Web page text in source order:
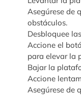
Asegúrese de
obstáculos.
Desbloquee
Accione el
para elevar la
Bajar la
Accione
Asegúrese de